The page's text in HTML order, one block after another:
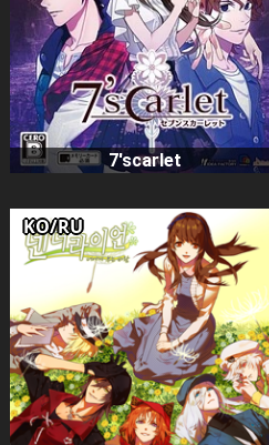
7'scarlet
KO/RU